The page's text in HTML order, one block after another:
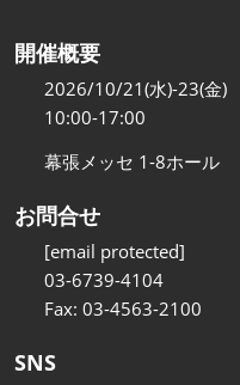
開催概要
2026/10/21(水)-23(金)
10:00-17:00
幕張メッセ 1-8ホール
お問合せ
[email protected]
03-6739-4104
Fax: 03-4563-2100
SNS